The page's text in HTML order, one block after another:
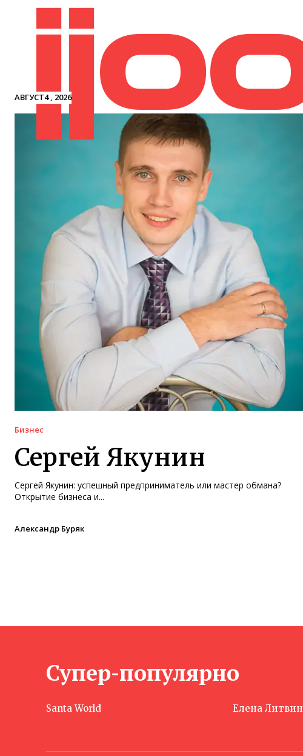
АВГУСТ4 , 2026
Бизнес
Сергей Якунин
Сергей Якунин: успешный предприниматель или мастер обмана?
Открытие бизнеса и...
Александр Буряк
Супер-популярно
Santa World Елена